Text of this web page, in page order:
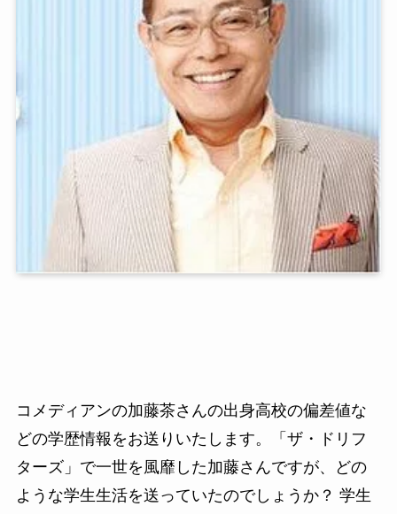
コメディアンの加藤茶さんの出身高校の偏差値な
どの学歴情報をお送りいたします。「ザ・ドリフ
ターズ」で一世を風靡した加藤さんですが、どの
ような学生生活を送っていたのでしょうか？ 学生